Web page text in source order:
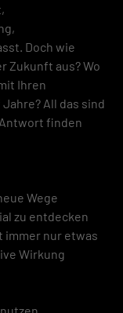
Doch wie
Zukunft aus? Wo
Ihren
All das sind
finden
Wege
zu entdecken
immer nur etwas
Wirkung